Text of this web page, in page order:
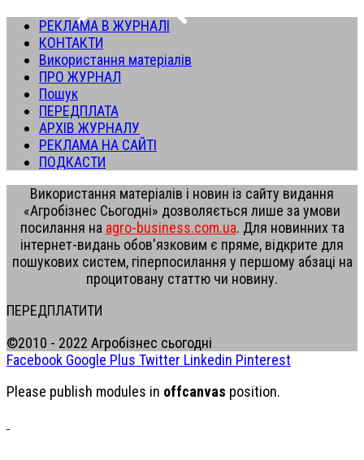
РЕКЛАМА В ЖУРНАЛІ
КОНТАКТИ
Використання матеріалів
ПРО ЖУРНАЛ
Пошук
ПЕРЕДПЛАТА
АРХІВ ЖУРНАЛУ
РЕКЛАМА НА САЙТІ
ПОДКАСТИ
Використання матеріалів і новин із сайту видання
«Агробізнес Сьогодні» дозволяється лише за умови
посилання на agro-business.com.ua. Для новинних та
інтернет-видань обов'язковим є пряме, відкрите для
пошукових систем, гіперпосилання у першому абзаці на
процитовану статтю чи новину.
ПЕРЕДПЛАТИТИ
©2010 - 2022 Агробізнес сьогодні
Facebook Google Plus Twitter Linkedin Pinterest
Please publish modules in offcanvas position.